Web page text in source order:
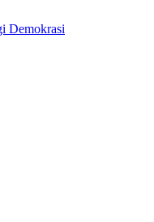
Demokrasi